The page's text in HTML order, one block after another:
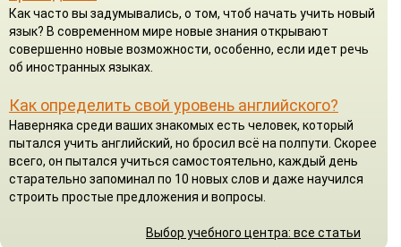
Как часто вы задумывались, о том, чтоб начать учить новый
язык? В современном мире новые знания открывают
совершенно новые возможности, особенно, если идет речь
об иностранных языках.
Как определить свой уровень английского?
Наверняка среди ваших знакомых есть человек, который
пытался учить английский, но бросил всё на полпути. Скорее
всего, он пытался учиться самостоятельно, каждый день
старательно запоминал по 10 новых слов и даже научился
строить простые предложения и вопросы.
Выбор учебного центра: все статьи